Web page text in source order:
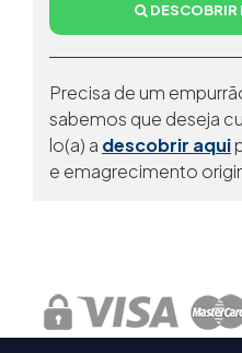
DESCOBRIR
Precisa de um
sabemos que deseja
lo(a) a descobrir aqui
e emagrecimento